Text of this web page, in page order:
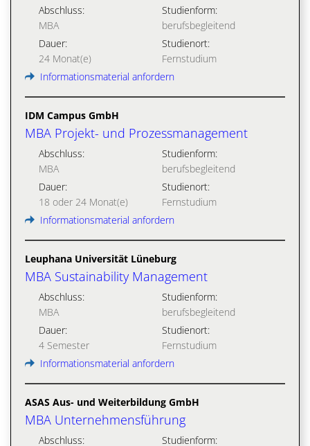
Abschluss:
MBA
Studienform:
berufsbegleitend
Dauer:
24 Monat(e)
Studienort:
Fernstudium
Informationsmaterial anfordern
IDM Campus GmbH
MBA Projekt- und Prozessmanagement
Abschluss:
MBA
Studienform:
berufsbegleitend
Dauer:
18 oder 24 Monat(e)
Studienort:
Fernstudium
Informationsmaterial anfordern
Leuphana Universität Lüneburg
MBA Sustainability Management
Abschluss:
MBA
Studienform:
berufsbegleitend
Dauer:
4 Semester
Studienort:
Fernstudium
Informationsmaterial anfordern
ASAS Aus- und Weiterbildung GmbH
MBA Unternehmensführung
Abschluss: Studienform: